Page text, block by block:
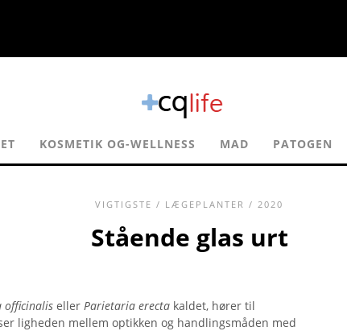
KOSMETIK OG-WELLNESS MAD PATOGEN
VIGTIGSTE / LÆGEPLANTER / 2020
Stående glas urt
officinalis eller Parietaria erecta kaldet, hører til
ligheden mellem optikken og handlingsmåden med